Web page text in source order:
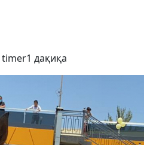
timer1 дақиқа